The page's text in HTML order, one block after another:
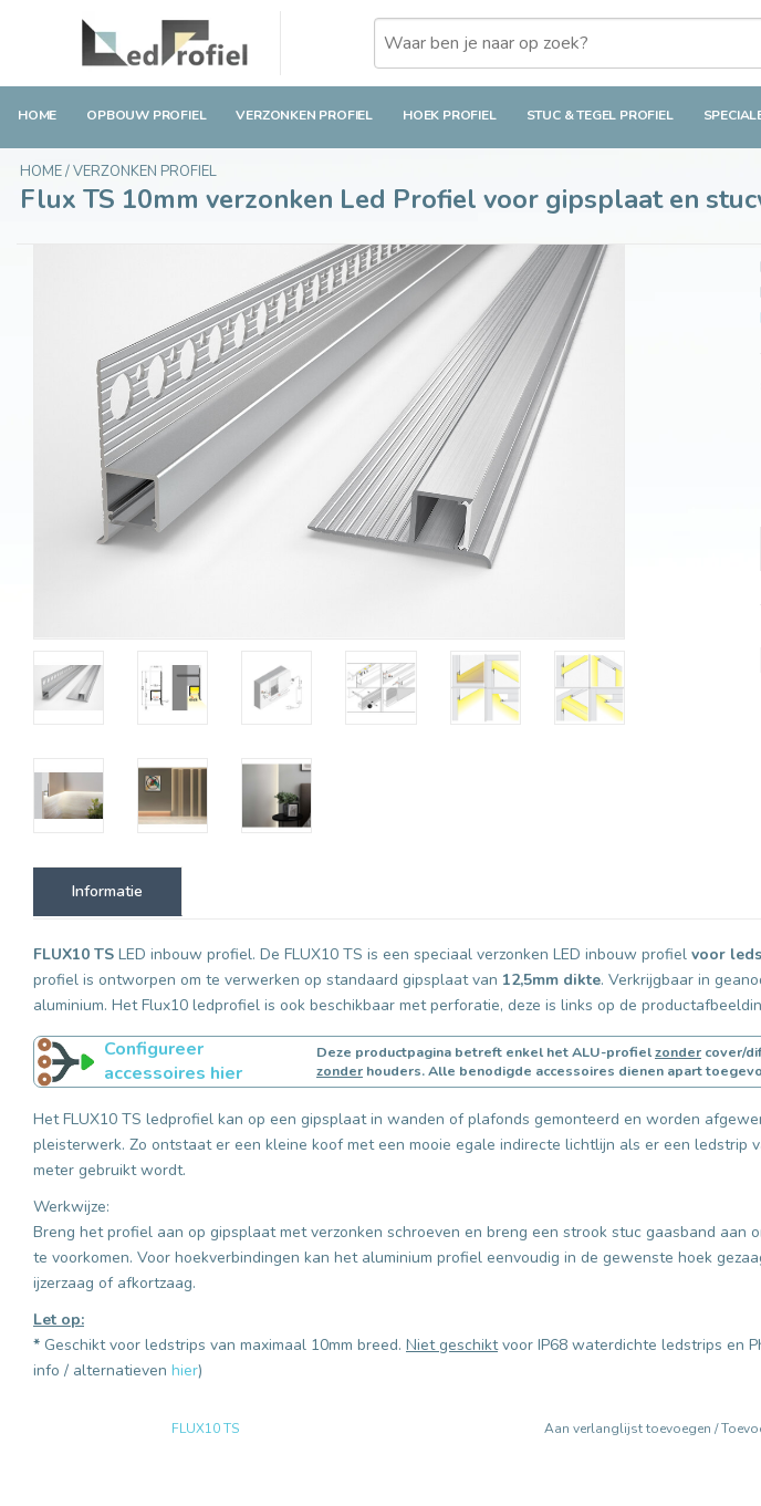
HOME OPBOUW PROFIEL VERZONKEN PROFIEL HOEK PROFIEL STUC & TEGEL PROFIEL
Flux TS 10mm verzonken Led Profiel voor gipsplaat en stucwerk
HOME/VERZONKEN PROFIEL
Flux TS 10mm verzonken Led Profiel voor gipsplaat en
Informatie
FLUX10 TS LED inbouw profiel. De FLUX10 TS is een speciaal verzonken LED inbouw profiel voor
profiel is ontworpen om te verwerken op standaard gipsplaat van 12,5mm dikte. Verkrijgbaar in
aluminium. Het Flux10 ledprofiel is ook beschikbaar met perforatie, deze is links op de
Configureer
accessoires hier
Deze productpagina betreft enkel het ALU-profielzonder cover/
zonder houders. Alle benodigde accessoires dienen apart
Het FLUX10 TS ledprofiel kan op een gipsplaat in wanden of plafonds gemonteerd en worden
pleisterwerk. Zo ontstaat er een kleine koof met een mooie egale indirecte lichtlijn als er een ledstrip
meter gebruikt wordt.
Werkwijze:
Breng het profiel aan op gipsplaat met verzonken schroeven en breng een strook stuc gaasband aan
te voorkomen. Voor hoekverbindingen kan het aluminium profiel eenvoudig in de gewenste hoek
ijzerzaag of afkortzaag.
Let op:
* Geschikt voor ledstrips van maximaal 10mm breed. Niet geschiktvoor IP68 waterdichte ledstrips en
info / alternatieven hier)
FLUX10 TS Aan verlanglijst toevoegen /